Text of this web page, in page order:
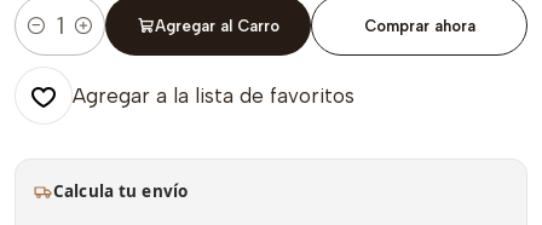
Cantidad
Agregar al Carro Comprar ahora
Agregar a la lista de favoritos
Calcula tu envío